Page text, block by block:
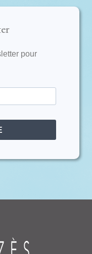
pour